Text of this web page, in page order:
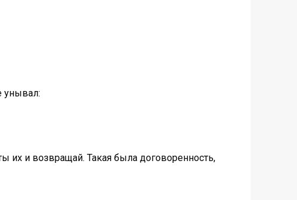
унывал:
их и возвращай. Такая была договоренность,